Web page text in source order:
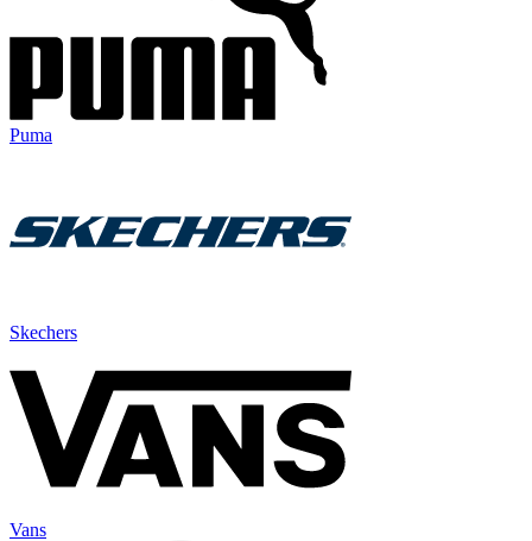
Puma
Skechers
Vans